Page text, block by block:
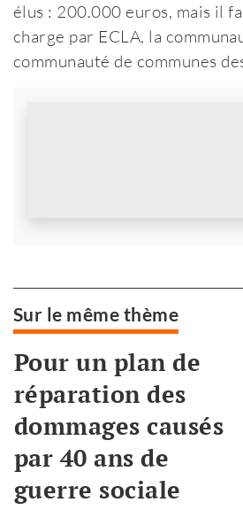
élus : 200.000 euros, mais il
charge par ECLA, la
communauté de communes
Sur le même thème
Pour un plan de
réparation des
dommages causés
par 40 ans de
guerre sociale